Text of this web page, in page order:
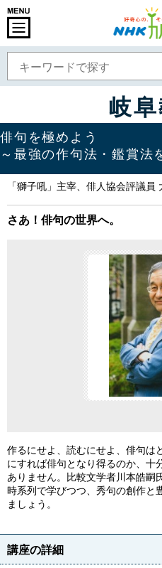
岐
俳句を極めよう
～最強の作句法・鑑賞法
「獅子吼」主宰、俳人協会評議
さあ！俳句の世界へ。
作るにせよ、読むにせよ、俳句は
にすれば俳句となり得るのか、十
ありません。比較文学者川本皓嗣
時系列で学びつつ、秀句の創作と
ましょう。
講座の詳細